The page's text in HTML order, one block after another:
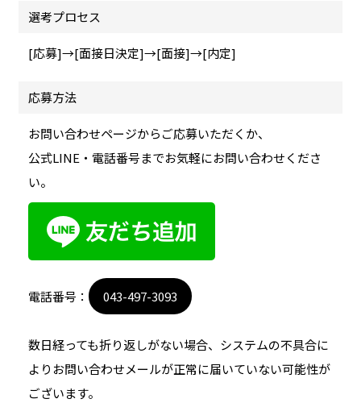
選考プロセス
[応募]→[面接日決定]→[面接]→[内定]
応募方法
お問い合わせページからご応募いただくか、
公式LINE・電話番号までお気軽にお問い合わせくださ
い。
電話番号： 043-497-3093
数日経っても折り返しがない場合、システムの不具合に
よりお問い合わせメールが正常に届いていない可能性が
ございます。